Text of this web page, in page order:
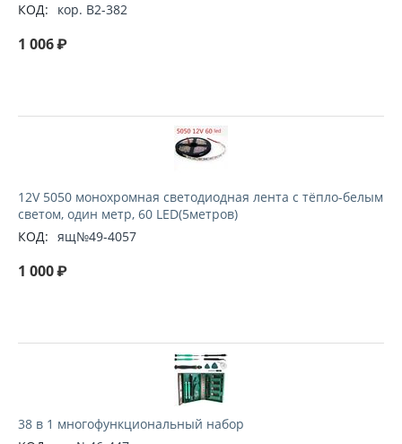
КОД:
кор. B2-382
1 006₽
12V 5050 монохромная светодиодная лента с тёпло-белым
светом, один метр, 60 LED(5метров)
КОД: ящ№49-4057
1 000₽
38 в 1 многофункциональный набор